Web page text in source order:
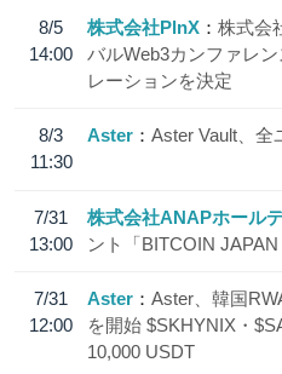
8/5
14:00
株式会社PlnX
株式会
バルWeb3カンファレ
レーションを決定
8/3
11:30
Aster Aster Vault、全
7/31
13:00
株式会社ANAPホール
ント「BITCOIN
7/31
12:00
Aster
Aster、韓国
を開始 $SKHYNIX・
10,000 USDT